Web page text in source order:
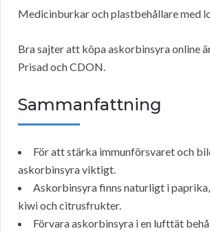
Medicinburkar och plastbehållare med
Bra sajter att köpa askorbinsyra online
Prisad och CDON.
Sammanfattning
För att stärka immunförsvaret och
askorbinsyra viktigt.
Askorbinsyra finns naturligt i
kiwi och citrusfrukter.
Förvara askorbinsyra i en lufttät